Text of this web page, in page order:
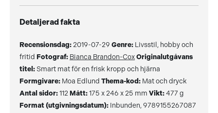
Detaljerad fakta
Recensionsdag: 2019-07-29 Genre: Livsstil, hobby och
fritid Fotograf: Bianca Brandon-CoxOriginalutgåvans
titel: Smart mat för en frisk kropp och hjärna
Formgivare: Moa Edlund Thema-kod: Mat och dryck
Antal sidor:112 Mått:175 x 246 x 25 mm Vikt:477 g
Format (utgivningsdatum): Inbunden, 9789155267087